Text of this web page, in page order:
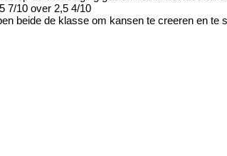
7/10 over 2,5 4/10
beide de klasse om kansen te creeren en